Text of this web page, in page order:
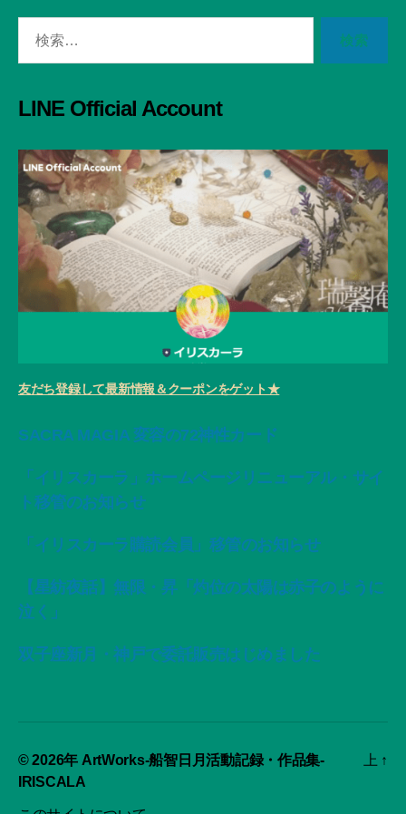
LINE Official Account
友だち登録して最新情報＆クーポンをゲット★
SACRA MAGIA 変容の72神性カード
「イリスカーラ」ホームページリニューアル・サイ
ト移管のお知らせ
「イリスカーラ購読会員」移管のお知らせ
【星紡夜話】無限・昇「灼位の太陽は赤子のように
泣く」
双子座新月・神戸で委託販売はじめました
© 2026年 ArtWorks-船智日月活動記録・作品集-
IRISCALA
上 ↑